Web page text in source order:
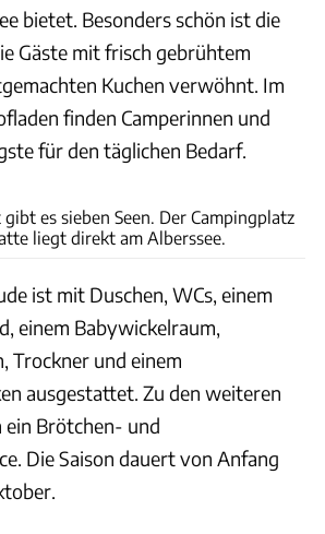
bietet. Besonders schön ist die
Gäste mit frisch gebrühtem
Kuchen verwöhnt. Im
finden Camperinnen und
für den täglichen Bedarf.
es sieben Seen. Der Campingplatz
liegt direkt am Alberssee.
ist mit Duschen, WCs, einem
einem Babywickelraum,
Trockner und einem
ausgestattet. Zu den weiteren
ein Brötchen- und
Die Saison dauert von Anfang